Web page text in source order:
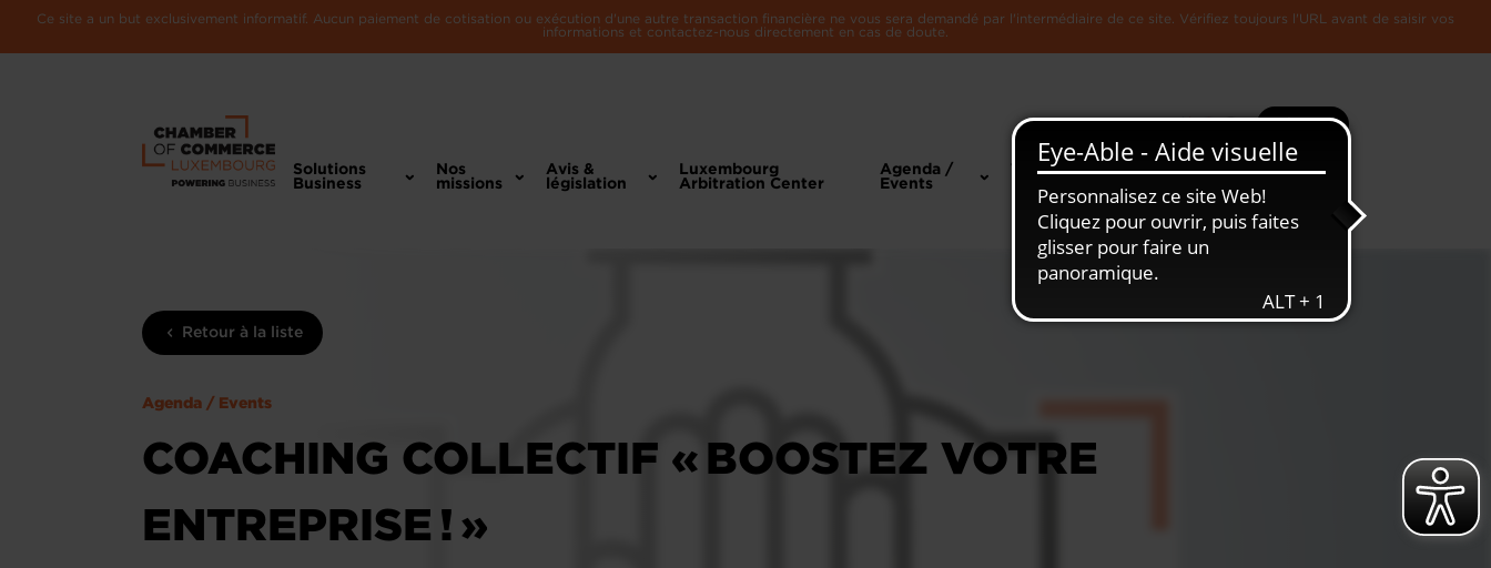
Ce site a un but exclusivement informatif. Aucun paiement de cotisation ou exécution d'une autre transaction financière ne vous sera demandé par l'intermédiaire de ce site. Vérifiez toujours l'URL avant de saisir vos
informations et contactez-nous directement en cas de doute.
Recherche Plus
Solutions
Business
Nos
missions
Avis &
législation
Luxembourg
Arbitration Center
Agenda /
Events
Toute
L'Economie
Retour à la liste
Agenda / Events
COACHING COLLECTIF « BOOSTEZ VOTRE
ENTREPRISE ! »